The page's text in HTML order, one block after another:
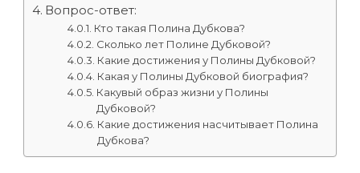
Вопрос-ответ:
Кто такая Полина Дубкова?
Сколько лет Полине Дубковой?
Какие достижения у Полины Дубковой?
Какая у Полины Дубковой биография?
Какувый образ жизни у Полины
Дубковой?
Какие достижения насчитывает Полина
Дубкова?